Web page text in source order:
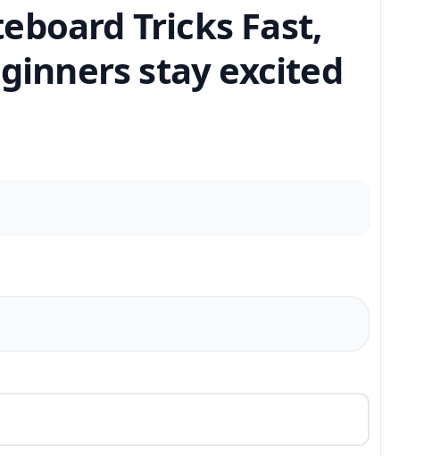
Tricks Fast,
stay excited